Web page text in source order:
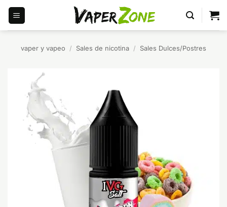
Saltar
contenido
vaper y vapeo / Sales de nicotina / Sales Dulces/Postres